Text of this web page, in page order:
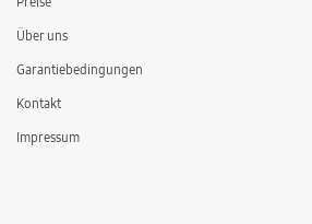
Über uns
Garantiebedingungen
Kontakt
Impressum